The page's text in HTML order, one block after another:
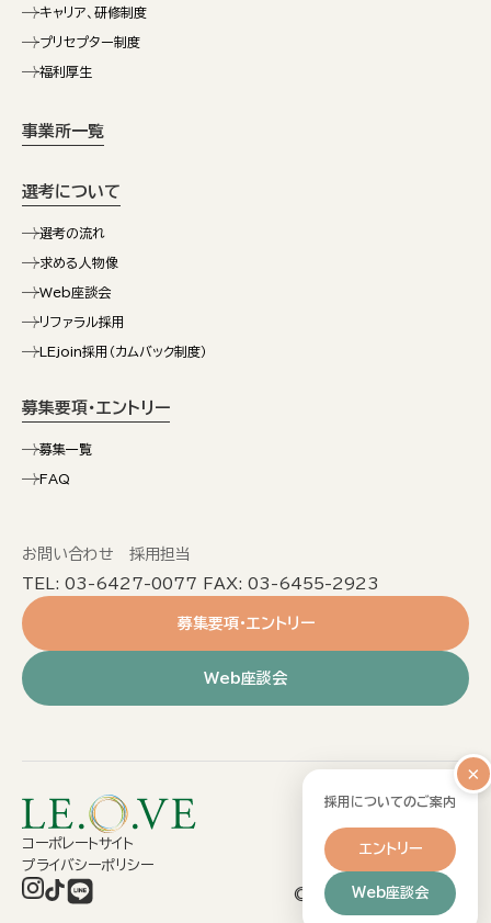
キャリア、研修制度
プリセプター制度
福利厚生
事業所一覧
選考について
選考の流れ
求める人物像
Web座談会
リファラル採用
LEjoin採用（カムバック制度）
募集要項・エントリー
募集一覧
FAQ
お問い合わせ 採用担当
TEL: 03-6427-0077 FAX: 03-6455-2923
募集要項・エントリー
Web座談会
コーポレートサイト
プライバシーポリシー
©2026 LE.O.VE Co.Ltd
×
採用についてのご案内
エントリー
Web座談会